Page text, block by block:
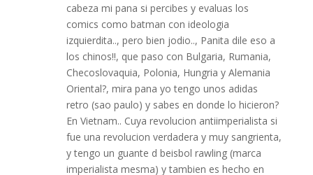
cabeza mi pana si percibes y evaluas los
comics como batman con ideologia
izquierdita.., pero bien jodio.., Panita dile eso a
los chinos!!, que paso con Bulgaria, Rumania,
Checoslovaquia, Polonia, Hungria y Alemania
Oriental?, mira pana yo tengo unos adidas
retro (sao paulo) y sabes en donde lo hicieron?
En Vietnam.. Cuya revolucion antiimperialista si
fue una revolucion verdadera y muy sangrienta,
y tengo un guante d beisbol rawling (marca
imperialista mesma) y tambien es hecho en